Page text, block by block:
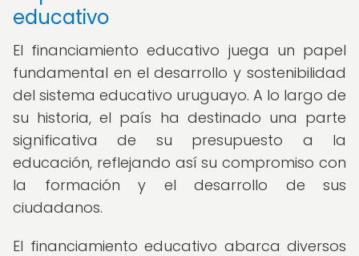
educativo
El financiamiento educativo juega un papel
fundamental en el desarrollo y sostenibilidad
del sistema educativo uruguayo. A lo largo de
su historia, el país ha destinado una parte
significativa de su presupuesto a la
educación, reflejando así su compromiso con
la formación y el desarrollo de sus
ciudadanos.
El financiamiento educativo abarca diversos